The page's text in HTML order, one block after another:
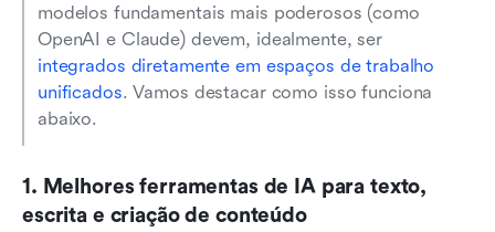
modelos fundamentais mais poderosos (como
integrados diretamente em espaços de trabalho
unificados. Vamos destacar como isso funciona
abaixo.
1. Melhores ferramentas de IA para texto,
escrita e criação de conteúdo